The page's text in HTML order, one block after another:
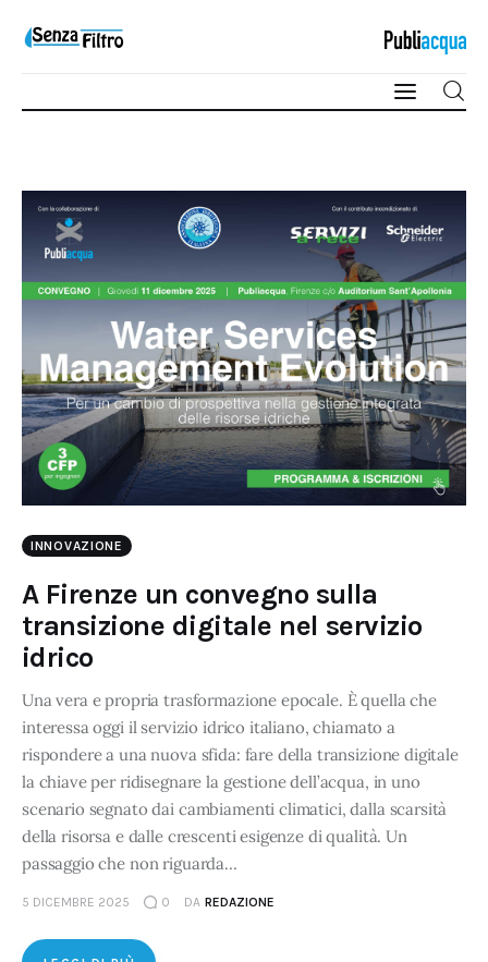
Sostenibilità
Sicurezza e Legalità
INNOVAZIONE
A Firenze un convegno sulla
transizione digitale nel servizio
idrico
Una vera e propria trasformazione epocale. È quella che
interessa oggi il servizio idrico italiano, chiamato a
rispondere a una nuova sfida: fare della transizione digitale
la chiave per ridisegnare la gestione dell’acqua, in uno
scenario segnato dai cambiamenti climatici, dalla scarsità
della risorsa e dalle crescenti esigenze di qualità. Un
passaggio che non riguarda…
5 DICEMBRE 2025 0 DA REDAZIONE